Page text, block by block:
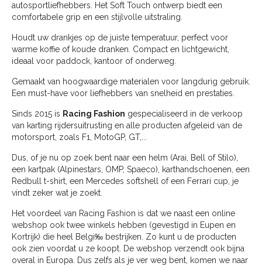
autosportliefhebbers. Het Soft Touch ontwerp biedt een
comfortabele grip en een stijlvolle uitstraling.
Houdt uw drankjes op de juiste temperatuur, perfect voor
warme koffie of koude dranken. Compact en lichtgewicht,
ideaal voor paddock, kantoor of onderweg.
Gemaakt van hoogwaardige materialen voor langdurig gebruik.
Een must-have voor liefhebbers van snelheid en prestaties.
Sinds 2015 is Racing Fashion gespecialiseerd in de verkoop
van karting rijdersuitrusting en alle producten afgeleid van de
motorsport, zoals F1, MotoGP, GT,...
Dus, of je nu op zoek bent naar een helm (Arai, Bell of Stilo),
een kartpak (Alpinestars, OMP, Spaeco), karthandschoenen, een
Redbull t-shirt, een Mercedes softshell of een Ferrari cup, je
vindt zeker wat je zoekt.
Het voordeel van Racing Fashion is dat we naast een online
webshop ook twee winkels hebben (gevestigd in Eupen en
Kortrijk) die heel Belgi‰ bestrijken. Zo kunt u de producten
ook zien voordat u ze koopt. De webshop verzendt ook bijna
overal in Europa. Dus zelfs als je ver weg bent, komen we naar